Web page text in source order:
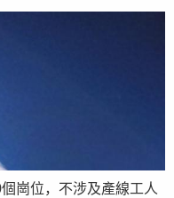
崗位，不涉及產線工人